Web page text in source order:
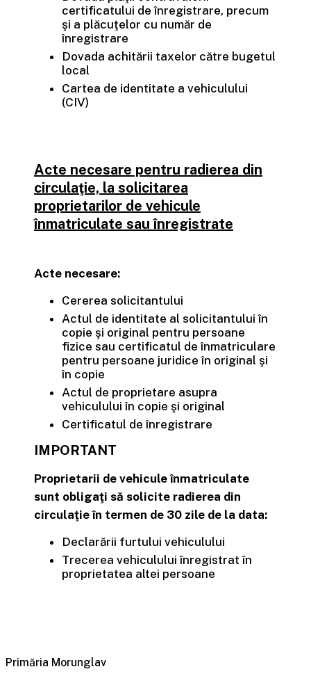
certificatului de înregistrare, precum
şi a plăcuţelor cu număr de
înregistrare
Dovada achitării taxelor către bugetul
local
Cartea de identitate a vehiculului
(CIV)
Acte necesare pentru radierea din
circulaţie, la solicitarea
proprietarilor de vehicule
înmatriculate sau înregistrate
Acte necesare:
Cererea solicitantului
Actul de identitate al solicitantului în
copie şi original pentru persoane
fizice sau certificatul de înmatriculare
pentru persoane juridice în original şi
în copie
Actul de proprietare asupra
vehiculului în copie şi original
Certificatul de înregistrare
IMPORTANT
Proprietarii de vehicule înmatriculate
sunt obligaţi să solicite radierea din
circulaţie în termen de 30 zile de la data:
Declarării furtului vehiculului
Trecerea vehiculului înregistrat în
proprietatea altei persoane
Primăria Morunglav